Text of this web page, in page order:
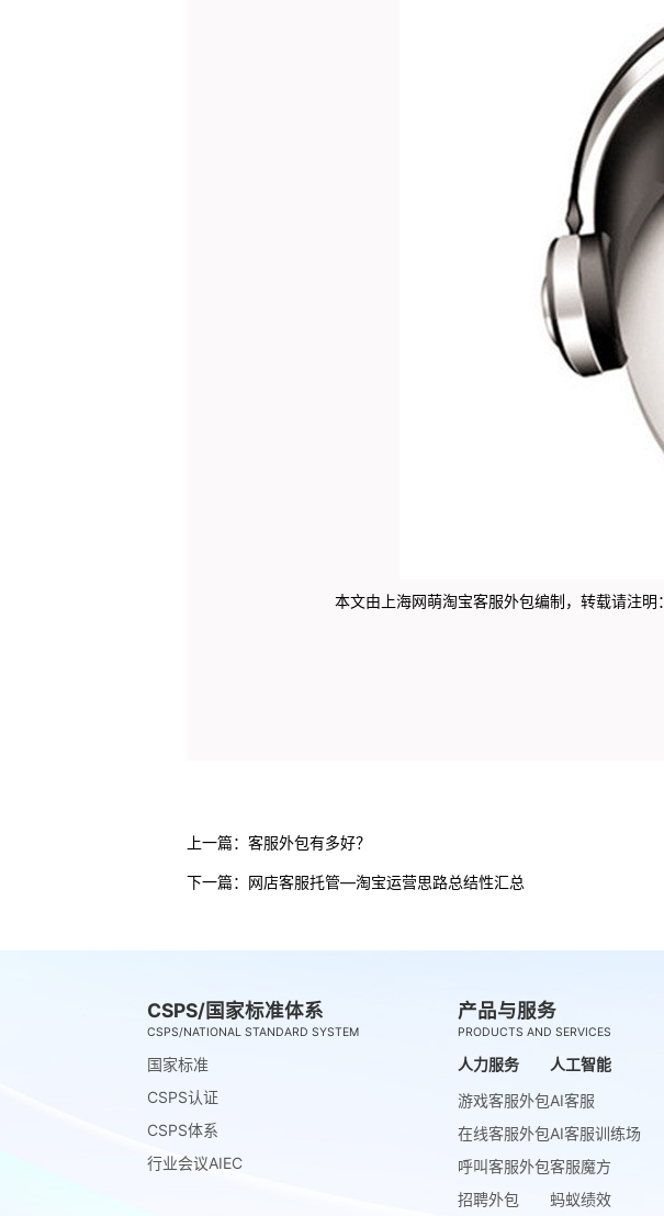
本文由上海网萌淘宝客服外包编制，转载请注明：
上一篇： 客服外包有多好？
下一篇： 网店客服托管—淘宝运营思路总结性汇总
CSPS/国家标准体系
CSPS/NATIONAL STANDARD SYSTEM
国家标准
CSPS认证
CSPS体系
行业会议AIEC
产品与服务
PRODUCTS AND SERVICES
人力服务
游戏客服外包
在线客服外包
呼叫客服外包
招聘外包
人工智能
AI客服
AI客服训练场
客服魔方
蚂蚁绩效